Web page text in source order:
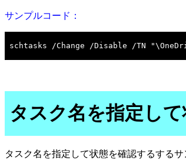
サンプルコード：
タスク名を指定し
タスク名を指定して状態を確認するするサ